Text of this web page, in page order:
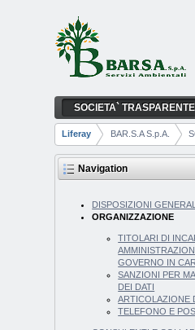
ORGANIZZAZIONE
Navigation
SOCIETA` TRASPARENTE
Breadcrumbs
Liferay BAR.S.A S.p.A.
Navigation
DISPOSIZIONI GENERALI
ORGANIZZAZIONE
TITOLARI DI
GOVERNO IN
SANZIONI PER
DEI DATI
ARTICOLAZIONE
TELEFONO E